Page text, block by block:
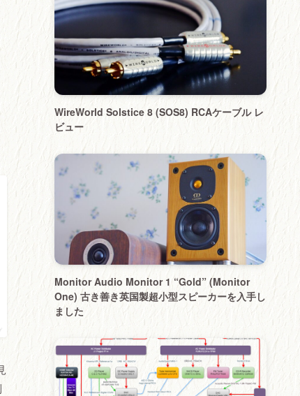
WireWorld Solstice 8 (SOS8) RCAケーブル レ
ビュー
Monitor Audio Monitor 1 “Gold” (Monitor
One) 古き善き英国製超小型スピーカーを入手し
ました